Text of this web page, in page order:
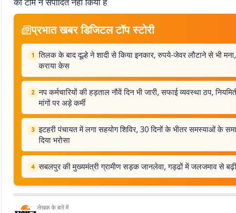
प्रभात खबर डिजिटल टॉप स्टोरी
1 तिलक के बाद दूल्हे ने शादी से किया इनकार, रुपये-जेवर लौटाने से भी
कराया केस
2 नप कर्मचारियों की हड़ताल नौवें दिन भी जारी, सफाई व्यवस्था ठप,
मांगों पर अड़े कर्मी
3 इटहरी पंचायत में लगा सहयोग शिविर, 30 दिनों के भीतर समस्याओं के
दिया भरोसा
4 सबलपुर की मुख्यमंत्री ग्रामीण सड़क जानलेवा, गड्ढों में जलजमाव से बढ़ी
लेखक के बारे में